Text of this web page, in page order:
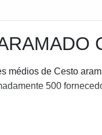
médios de Cesto
500